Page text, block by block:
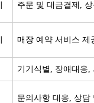
주문 및 대금결제,
매장 예약 서비스 제
기기식별, 장애대응,
문의사항 대응, 상담